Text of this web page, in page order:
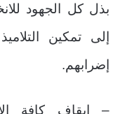
بذل كل الجهود
إلى تمكين
إضرابهم.
– إيقاف كافة